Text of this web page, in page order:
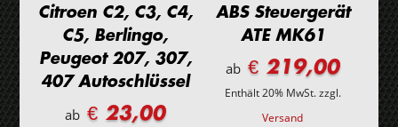
Citroen C2, C3, C4,
C5, Berlingo,
Peugeot 207, 307,
407 Autoschlüssel
ab € 23,00
ABS Steuergerät
ATE MK61
ab € 219,00
Enthält 20% MwSt.zzgl.
Versand